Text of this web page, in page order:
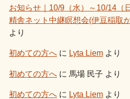
お知らせ｜10/9（水）～10/14（
精舎ネット中継瞑想会(伊豆稲取
より
初めての方へに Lyta Liemより
初めての方へ に 馬場 民子 より
初めての方へに Lyta Liemより